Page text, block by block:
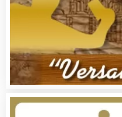
Asesoría Fiscal
Asociaciones Civiles
Asociaciones